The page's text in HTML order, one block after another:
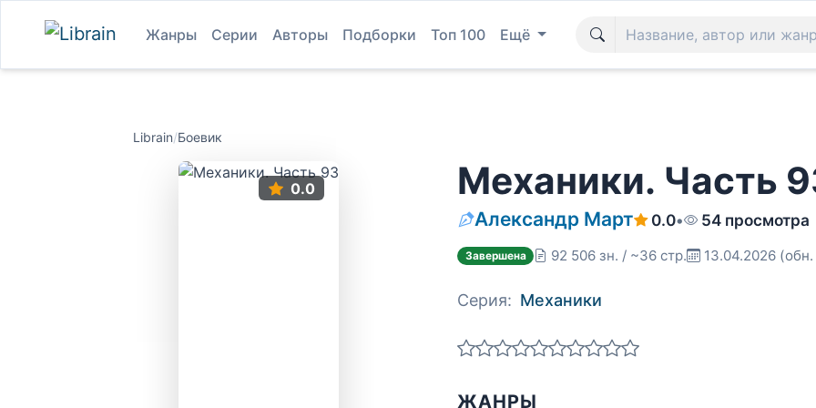
Жанры Серии Авторы Подборки Топ 100 Ещё
Librain/Боевик
0.0 Механики. Часть
Александр Март 0.0• 54 просмотра
Завершена 92 506 зн. / ~36 стр. 13.04.2026
Серия: Механики
ЖАНРЫ